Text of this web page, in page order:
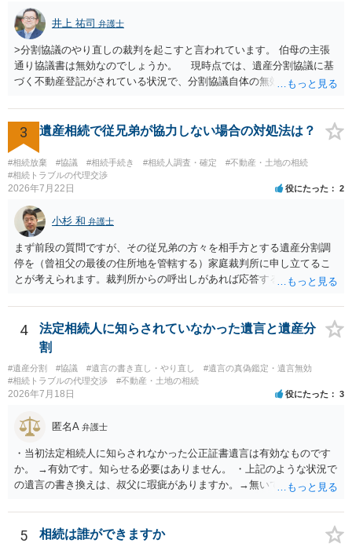
にお問い合わせください。 以上、ご参考まで。
井上 祐司 弁護士
>分割協議のやり直しの裁判を起こすと言われています。 伯母の主張
通り協議書は無効なのでしょうか。 現時点では、遺産分割協議に基
づく不動産登記がされている状況で、分割協議自体の無効を裁判所が
方の訴訟の主張及び立証次第ですが、 ・御祖母様の認知能力に関する
医師の意見書、筆跡鑑定 が提出されればその効力が否定される可能性
はありますが、 ・伯母様自身が分割協議に加わっていること ・御祖母
様の意に反する遺産分割協議を行う実益が誰にあったかの立証が困難
であること からすると、実際に遺産分割協議の効力が否定される可能
性はそれほど高くない（立証のハードルは非常に高い）ということが
言えると思います。
3 遺産相続で従兄弟が協力しない場合の対処法は？
#相続放棄 #協議 #相続手続き #相続人調査・確定
#不動産・土地の相続
#相続トラブルの代理交渉
2026年7月22日 役にたった 2
小杉 和 弁護士
まず前段の質問ですが、その従兄弟の方々を相手方とする遺産分割調
停を（曾祖父の最後の住所地を管轄する）家庭裁判所に申し立てるこ
とが考えられます。裁判所からの呼出しがあれば応答する可能性がま
能と思われます。時間が思った以上にないので必要書類をてきぱきと
揃える必要があります。その点是非御注意ください。
4
法定相続人に知らされていなかった遺言と遺産分
割
#遺産分割 #協議 #遺言の書き直し・やり直し
#遺言の真偽鑑定・遺言無効
#相続トラブルの代理交渉
#不動産・土地の相続
2026年7月18日 役にたった 3
匿名A 弁護士
・当初法定相続人に知らされなかった公正証書遺言は有効なものです
か。 →有効です。知らせる必要はありません。 ・上記のような状況で
の遺言の書き換えは、叔父に瑕疵がありますか。→無いです。 ・分割
ますか。 →本人が自由に決められますので、どこが妥当とは言えない
です。客観的な基準もありません。 ・できれば穏やかに、分割を拒否
することはできますか。 →分割を拒否するということは、遺産はいら
5 相続は誰ができますか